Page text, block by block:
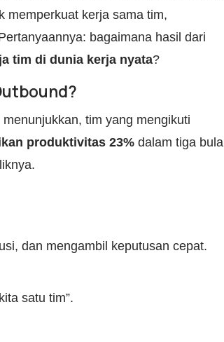
memperkuat kerja sama tim,
bagaimana hasil dari
tim di dunia kerja nyata?
tim yang mengikuti
produktivitas 23% dalam tiga
dan mengambil keputusan cepat.
satu tim”.